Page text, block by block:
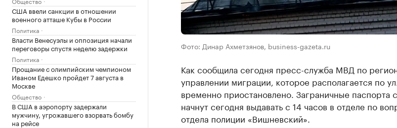
США ввели санкции в отношении
военного атташе Кубы в России
Политика
Власти Венесуэлы и оппозиция начали
переговоры спустя неделю задержки
Политика
Прощание с олимпийским чемпионом
Иваном Едешко пройдет 7 августа в
Москве
Общество
В США в аэропорту задержали
мужчину, угрожавшего взорвать бомбу
на рейсе
Фото: Динар Ахметзянов, business-gazeta.ru
Как сообщила сегодня пресс-служба МВД по
управлении миграции, которое располагается по
временно приостановлено. Заграничные паспорта
начнут сегодня выдавать с 14 часов в отделе по
отдела полиции «Вишневский».